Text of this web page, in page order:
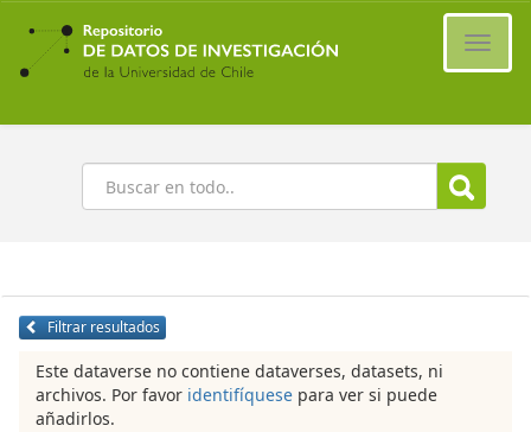
Ir
contenido
principal
Buscar
Filtrar resultados
Este dataverse no contiene dataverses, datasets, ni
archivos. Por favor identifíquese para ver si puede
añadirlos.